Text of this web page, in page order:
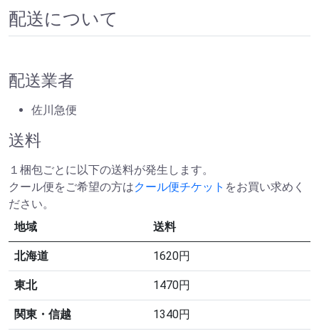
配送について
配送業者
佐川急便
送料
１梱包ごとに以下の送料が発生します。
クール便をご希望の方はクール便チケット をお買い求めく
ださい。
地域
送料
北海道 1620円
東北 1470円
関東・信越 1340円